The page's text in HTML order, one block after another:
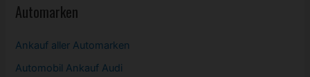
Automarken
Ankauf aller Automarken
Automobil Ankauf Audi